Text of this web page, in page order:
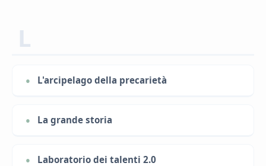
L
L'arcipelago della precarietà
La grande storia
Laboratorio dei talenti 2.0